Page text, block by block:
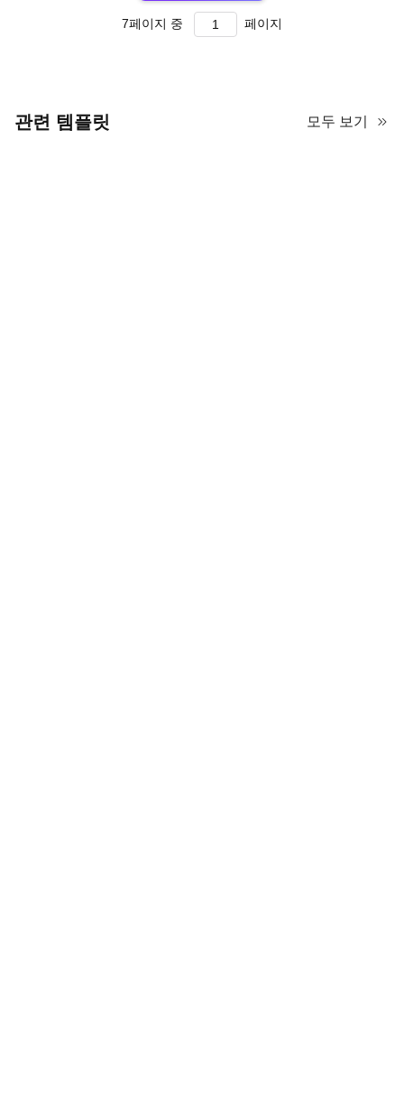
7페이지 중 페이지
관련 템플릿 모두 보기